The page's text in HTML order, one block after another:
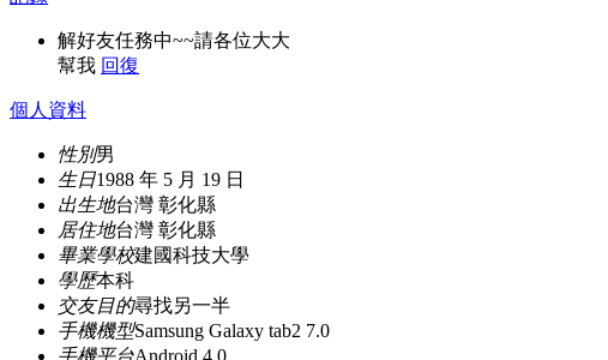
解好友任務中~~請各位大大
幫我 回復
個人資料
性別男
生日1988 年 5 月 19 日
出生地台灣 彰化縣
居住地台灣 彰化縣
畢業學校建國科技大學
學歷本科
交友目的尋找另一半
手機機型Samsung Galaxy tab2 7.0
手機平台Android 4.0